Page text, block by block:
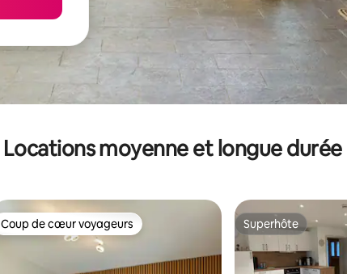
Locations moyenne et longue
Coup de cœur voyageurs
Coup de cœur voyageurs Superhôte
Superhôte